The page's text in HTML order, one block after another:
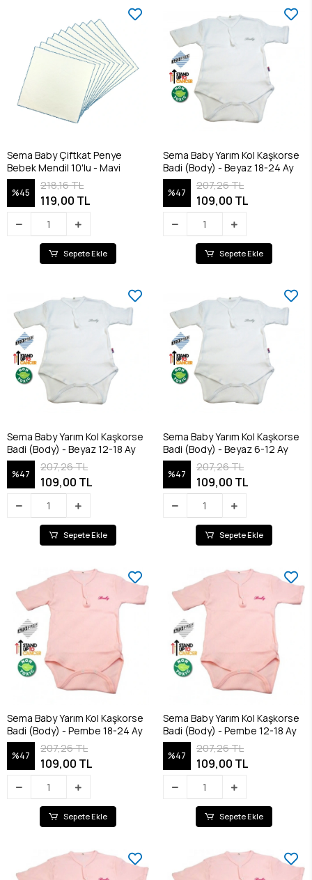
Sema Baby Çiftkat Penye
Bebek Mendil 10'lu - Mavi
%45
218,16 TL
119,00 TL
Sepete Ekle
Sema Baby Yarım Kol Kaşkorse
Badi (Body) - Beyaz 18-24 Ay
%47
207,26 TL
109,00 TL
Sepete Ekle
Sema Baby Yarım Kol Kaşkorse
Badi (Body) - Beyaz 12-18 Ay
%47
207,26 TL
109,00 TL
Sepete Ekle
Sema Baby Yarım Kol Kaşkorse
Badi (Body) - Beyaz 6-12 Ay
%47
207,26 TL
109,00 TL
Sepete Ekle
Sema Baby Yarım Kol Kaşkorse
Badi (Body) - Pembe 18-24 Ay
%47
207,26 TL
109,00 TL
Sepete Ekle
Sema Baby Yarım Kol Kaşkorse
Badi (Body) - Pembe 12-18 Ay
%47
207,26 TL
109,00 TL
Sepete Ekle